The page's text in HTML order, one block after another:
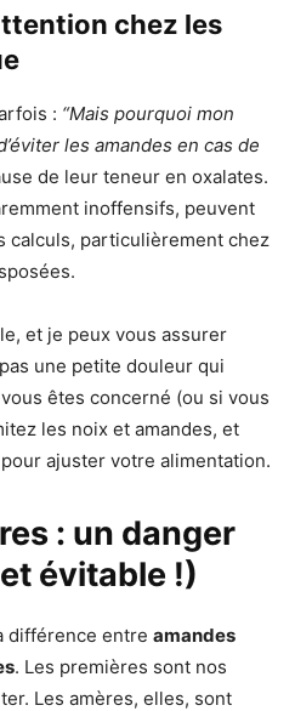
chez les
: “Mais pourquoi mon
les amandes en cas de
de leur teneur en oxalates.
inoffensifs, peuvent
calculs, particulièrement chez
et je peux vous assurer
une petite douleur qui
êtes concerné (ou si vous
les noix et amandes, et
ajuster votre alimentation.
: un danger
évitable !)
différence entre amandes
. Les premières sont nos
Les amères, elles, sont